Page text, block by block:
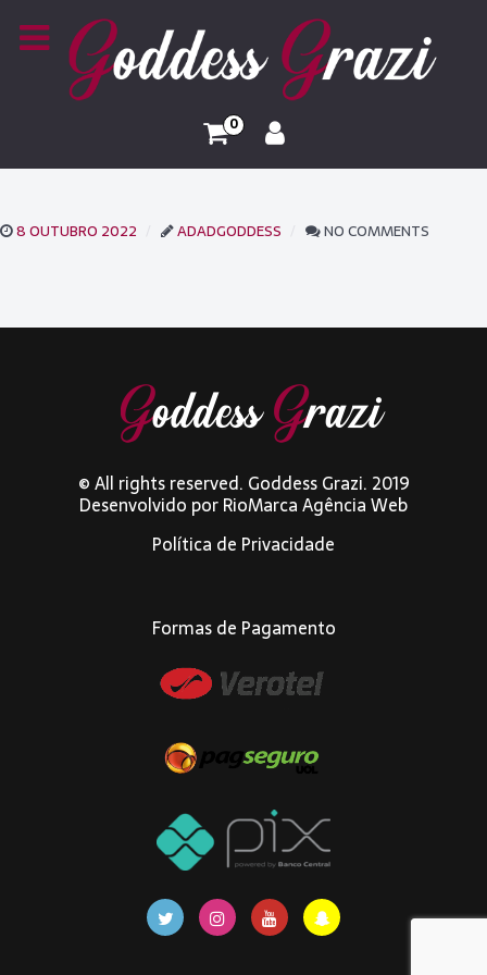
0
8 OUTUBRO 2022 ADADGODDESS NO COMMENTS
© All rights reserved. Goddess Grazi. 2019
Desenvolvido porRioMarca Agência Web
Política de Privacidade
Formas de Pagamento